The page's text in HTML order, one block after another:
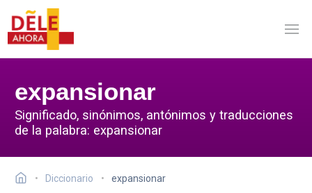
expansionar
Significado, sinónimos, antónimos y traducciones
de la palabra: expansionar
Diccionario expansionar